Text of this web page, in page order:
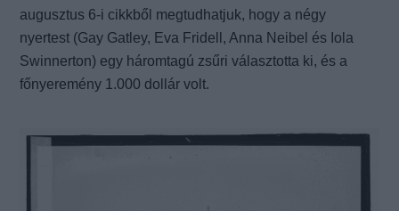
augusztus 6-i cikkből megtudhatjuk, hogy a négy
nyertest (Gay Gatley, Eva Fridell, Anna Neibel és Iola
Swinnerton) egy háromtagú zsűri választotta ki, és a
főnyeremény 1.000 dollár volt.